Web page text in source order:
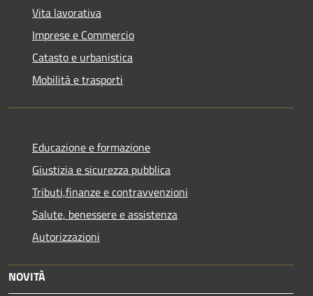
Vita lavorativa
Imprese e Commercio
Catasto e urbanistica
Mobilità e trasporti
Educazione e formazione
Giustizia e sicurezza pubblica
Tributi,finanze e contravvenzioni
Salute, benessere e assistenza
Autorizzazioni
NOVITÀ